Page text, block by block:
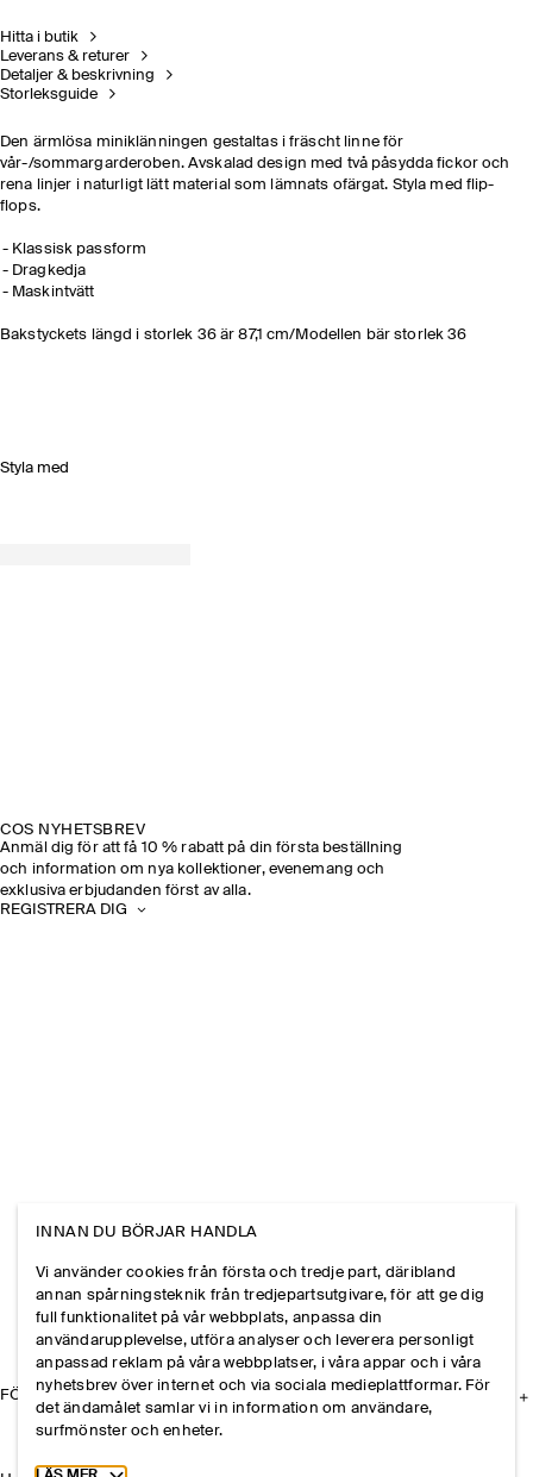
Hitta i butik
Leverans & returer
Detaljer & beskrivning
Storleksguide
Den ärmlösa miniklänningen gestaltas i fräscht linne för
vår-/sommargarderoben. Avskalad design med två påsydda fickor och
rena linjer i naturligt lätt material som lämnats ofärgat. Styla med flip-
flops.
Klassisk passform
Dragkedja
Maskintvätt
Bakstyckets längd i storlek 36 är 87,1 cm/Modellen bär storlek 36
Styla med
COS NYHETSBREV
Anmäl dig för att få 10 % rabatt på din första beställning
och information om nya kollektioner, evenemang och
exklusiva erbjudanden först av alla.
REGISTRERA DIG
FÖRETAGET
INNAN DU BÖRJAR HANDLA
Vi använder cookies från första och tredje part, däribland
annan spårningsteknik från tredjepartsutgivare, för att ge dig
full funktionalitet på vår webbplats, anpassa din
användarupplevelse, utföra analyser och leverera personligt
anpassad reklam på våra webbplatser, i våra appar och i våra
nyhetsbrev över internet och via sociala medieplattformar. För
det ändamålet samlar vi in information om användare,
surfmönster och enheter.